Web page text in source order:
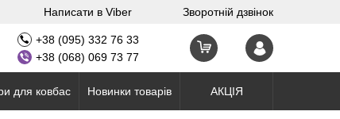
Написати в Viber Зворотній дзвінок
+38 (095) 332 76 33
+38 (068) 069 73 77
для ковбас Новинки товарів АКЦІЯ